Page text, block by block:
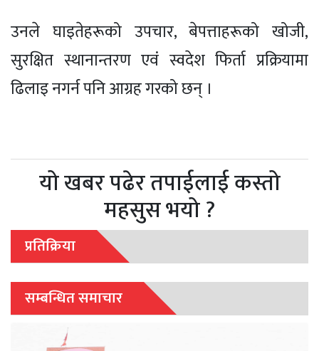
उनले घाइतेहरूको उपचार, बेपत्ताहरूको खोजी,
सुरक्षित स्थानान्तरण एवं स्वदेश फिर्ता प्रक्रियामा
ढिलाइ नगर्न पनि आग्रह गरको छन् ।
यो खबर पढेर तपाईलाई कस्तो
महसुस भयो ?
प्रतिक्रिया
सम्बन्धित समाचार